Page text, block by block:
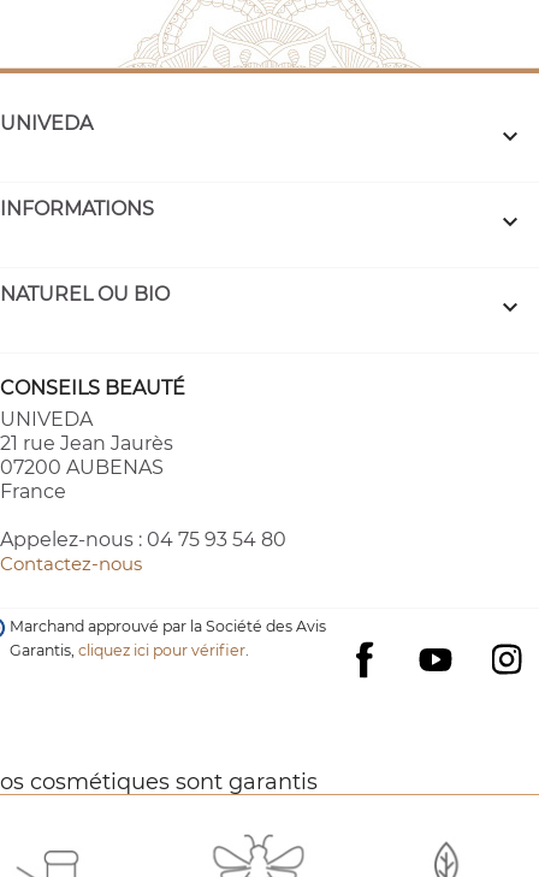
UNIVEDA 
INFORMATIONS 
NATUREL OU BIO 
CONSEILS BEAUTÉ
UNIVEDA
21 rue Jean Jaurès
07200 AUBENAS
France
Appelez-nous : 04 75 93 54 80
Contactez-nous
Facebook
YouTube
Marchand approuvé par la Société des Avis
Garantis,cliquez ici pour vérifier.
cosmétiques sont garantis